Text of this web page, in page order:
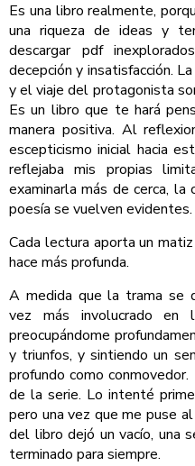
Es una libro realmente,
una riqueza de ideas y
descargar pdf
decepción y insatisfacción.
y el viaje del protagonista
Es un libro que te hará
manera positiva. Al
escepticismo inicial hacia
reflejaba mis propias
examinarla más de cerca,
poesía se vuelven evidentes.
Cada lectura aporta un
hace más profunda.
A medida que la trama se
vez más involucrado en
preocupándome
y triunfos, y sintiendo un
profundo como
de la serie. Lo intenté
pero una vez que me puse
del libro dejó un vacío, una
terminado para siempre.